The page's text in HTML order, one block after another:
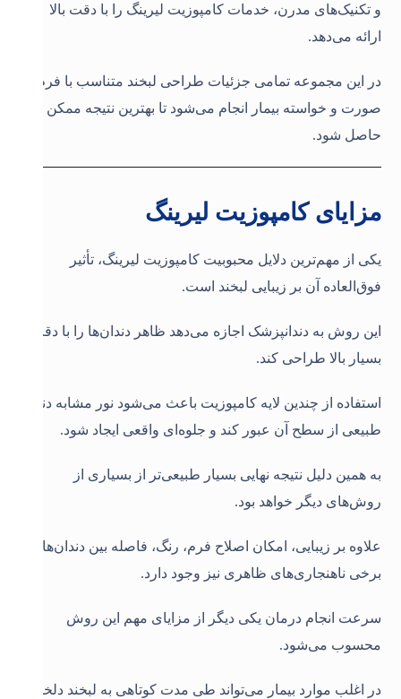
و تکنیک‌های مدرن، خدمات کامپوزیت لیرینگ را با دقت بالا
ارائه می‌دهد.
در این مجموعه تمامی جزئیات طراحی لبخند متناسب با فرم
صورت و خواسته بیمار انجام می‌شود تا بهترین نتیجه ممکن
حاصل شود.
مزایای کامپوزیت لیرینگ
یکی از مهم‌ترین دلایل محبوبیت کامپوزیت لیرینگ، تأثیر
فوق‌العاده آن بر زیبایی لبخند است.
این روش به دندانپزشک اجازه می‌دهد ظاهر دندان‌ها را با دقت
بسیار بالا طراحی کند.
استفاده از چندین لایه کامپوزیت باعث می‌شود نور مشابه دندان
طبیعی از سطح آن عبور کند و جلوه‌ای واقعی ایجاد شود.
به همین دلیل نتیجه نهایی بسیار طبیعی‌تر از بسیاری از
روش‌های دیگر خواهد بود.
علاوه بر زیبایی، امکان اصلاح فرم، رنگ، فاصله بین دندان‌ها و
برخی ناهنجاری‌های ظاهری نیز وجود دارد.
سرعت انجام درمان یکی دیگر از مزایای مهم این روش
محسوب می‌شود.
در اغلب موارد بیمار می‌تواند طی مدت کوتاهی به لبخند دلخواه